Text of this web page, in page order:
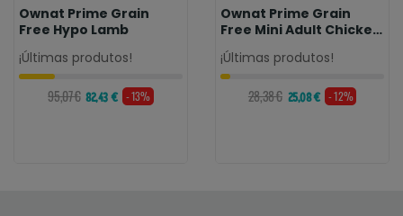
Ownat Prime Grain
Free Hypo Lamb
¡Últimas produtos!
95,07 € 82,43 € - 13%
Ownat Prime Grain
Free Mini Adult Chicken
& Turkey
¡Últimas produtos!
28,38 € 25,08 € - 12%